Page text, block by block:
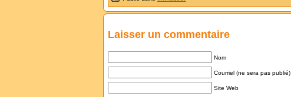
Laisser un commentaire
Nom
Courriel (ne sera pas publié)
Site Web